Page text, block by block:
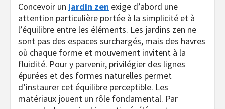
Concevoir un jardin zen exige d’abord une
attention particulière portée à la simplicité et à
l’équilibre entre les éléments. Les jardins zen ne
sont pas des espaces surchargés, mais des havres
où chaque forme et mouvement invitent à la
fluidité. Pour y parvenir, privilégier des lignes
épurées et des formes naturelles permet
d’instaurer cet équilibre perceptible. Les
matériaux jouent un rôle fondamental. Par